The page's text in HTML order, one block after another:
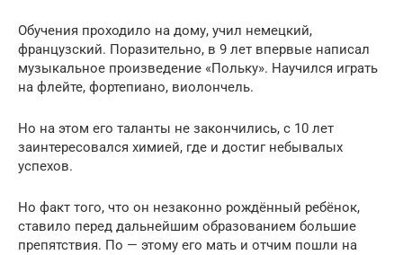
Обучения проходило на дому, учил немецкий,
французский. Поразительно, в 9 лет впервые написал
музыкальное произведение «Польку». Научился играть
на флейте, фортепиано, виолончель.
Но на этом его таланты не закончились, с 10 лет
заинтересовался химией, где и достиг небывалых
успехов.
Но факт того, что он незаконно рождённый ребёнок,
ставило перед дальнейшим образованием большие
препятствия. По — этому его мать и отчим пошли на